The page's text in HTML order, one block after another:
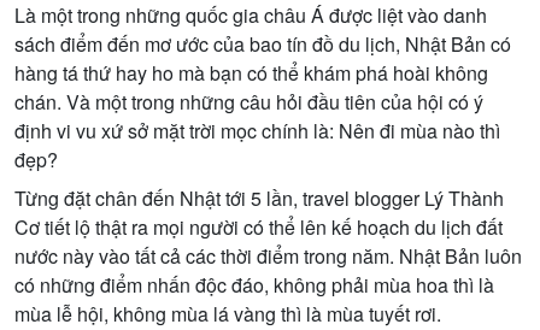
Là một trong những quốc gia châu Á được liệt vào danh
sách điểm đến mơ ước của bao tín đồ du lịch, Nhật Bản có
hàng tá thứ hay ho mà bạn có thể khám phá hoài không
chán. Và một trong những câu hỏi đầu tiên của hội có ý
định vi vu xứ sở mặt trời mọc chính là: Nên đi mùa nào thì
đẹp?
Từng đặt chân đến Nhật tới 5 lần, travel blogger Lý Thành
Cơ tiết lộ thật ra mọi người có thể lên kế hoạch du lịch đất
nước này vào tất cả các thời điểm trong năm. Nhật Bản luôn
có những điểm nhấn độc đáo, không phải mùa hoa thì là
mùa lễ hội, không mùa lá vàng thì là mùa tuyết rơi.